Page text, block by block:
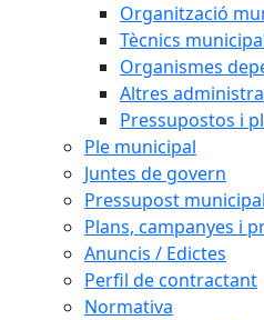
Organització
Tècnics
Organismes
Altres
Pressupostos i
Ple municipal
Juntes de govern
Pressupost municipal
Plans, campanyes i
Anuncis / Edictes
Perfil de contractant
Normativa